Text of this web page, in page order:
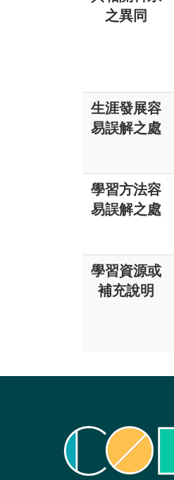
之異同
生涯發展容
易誤解之處
學習方法容
易誤解之處
學習資源或
補充說明